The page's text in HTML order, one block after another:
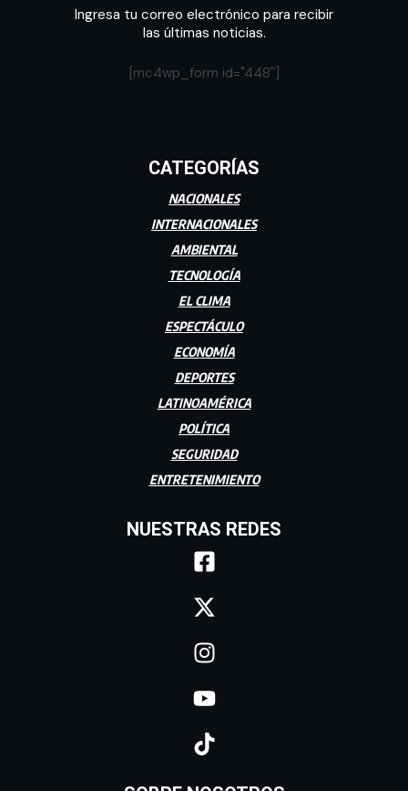
Ingresa tu correo electrónico para recibir
las últimas noticias.
[mc4wp_form id="448"]
CATEGORÍAS
NACIONALES
INTERNACIONALES
AMBIENTAL
TECNOLOGÍA
EL CLIMA
ESPECTÁCULO
ECONOMÍA
DEPORTES
LATINOAMÉRICA
POLÍTICA
SEGURIDAD
ENTRETENIMIENTO
NUESTRAS REDES